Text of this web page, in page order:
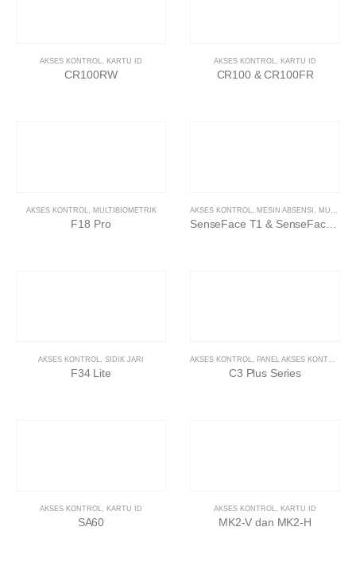
AKSES KONTROL, KARTU ID
CR100RW
AKSES KONTROL, KARTU ID
CR100 & CR100FR
AKSES KONTROL, MULTIBIOMETRIK
F18 Pro
AKSES KONTROL, MESIN ABSENSI , MULTIBIOMETRIK
SenseFace T1 & SenseFace T2
AKSES KONTROL, SIDIK JARI
F34 Lite
AKSES KONTROL, PANEL AKSES KONTROL
C3 Plus Series
AKSES KONTROL, KARTU ID
SA60
AKSES KONTROL, KARTU ID
MK2-V dan MK2-H